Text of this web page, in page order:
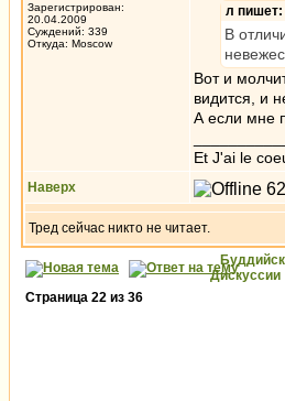
Зарегистрирован:
20.04.2009
Суждений: 339
Откуда: Moscow
л пишет:
В
Вот и
видится, и
А если мне
Et J'ai le
Наверх
Тред сейчас никто не читает.
Дискуссии
Страница 22 из 36